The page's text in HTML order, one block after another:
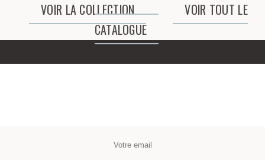
VOIR LA COLLECTION
VOIR TOUT LE
CATALOGUE